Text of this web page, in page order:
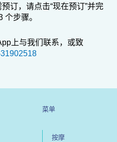
订，请点击“现在预订”并完
个步骤。
上与我们联系，或致
菜单
按摩